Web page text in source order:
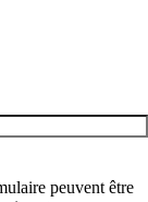
peuvent être